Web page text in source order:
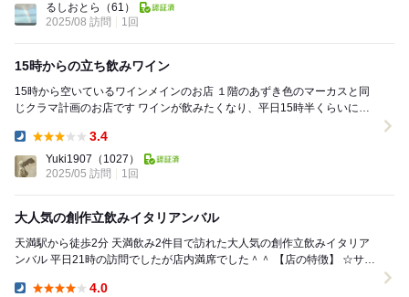
るしおとら
（61）
2025/08 訪問
1回
15時からの立ち飲みワイン
15時から空いているワインメインのお店 １階のあずき色のマーカスと同
じクラマ計画のお店です ワインが飲みたくなり、平日15時半くらいに訪
3.4
Yuki1907 （1027）
2025/05 訪問
1回
大人気の創作立飲みイタリアンバル
天満駅から徒歩2分 天満飲み2件目で訪れた大人気の創作立飲みイタリア
ンバル 平日21時の訪問でしたが店内満席でした＾＾ 【店の特徴】 ☆サク
4.0